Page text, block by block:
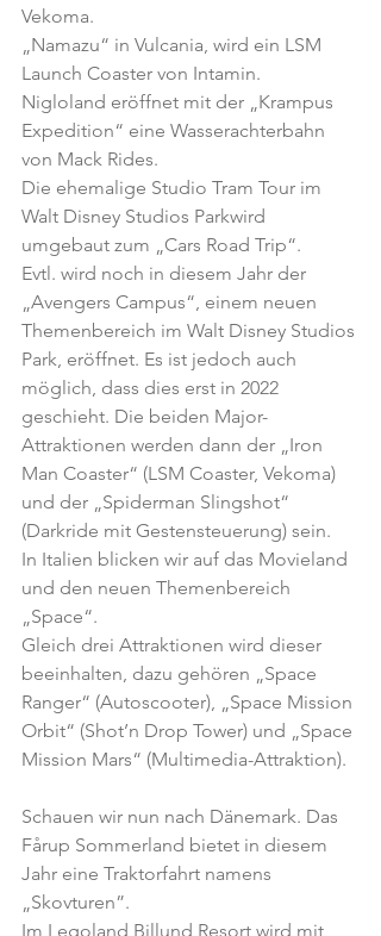
Vekoma.
„Namazu“ in Vulcania, wird ein LSM
Launch Coaster von Intamin.
Nigloland eröffnet mit der „Krampus
Expedition“ eine Wasserachterbahn
von Mack Rides.
Die ehemalige Studio Tram Tour im
Walt Disney Studios Parkwird
umgebaut zum „Cars Road Trip“.
Evtl. wird noch in diesem Jahr der
„Avengers Campus“, einem neuen
Themenbereich im Walt Disney Studios
Park, eröffnet. Es ist jedoch auch
möglich, dass dies erst in 2022
geschieht. Die beiden Major-
Attraktionen werden dann der „Iron
Man Coaster“ (LSM Coaster, Vekoma)
und der „Spiderman Slingshot“
(Darkride mit Gestensteuerung) sein.
In Italien blicken wir auf das Movieland
und den neuen Themenbereich
„Space“.
Gleich drei Attraktionen wird dieser
beeinhalten, dazu gehören „Space
Ranger“ (Autoscooter), „Space Mission
Orbit“ (Shot’n Drop Tower) und „Space
Mission Mars“ (Multimedia-Attraktion).
Schauen wir nun nach Dänemark. Das
Fårup Sommerland bietet in diesem
Jahr eine Traktorfahrt namens
„Skovturen”.
Im Legoland Billund Resort wird mit